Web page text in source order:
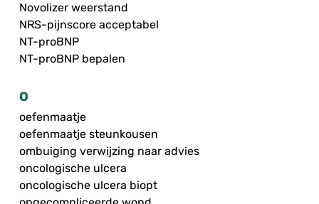
Novolizer weerstand
NRS-pijnscore acceptabel
NT-proBNP
NT-proBNP bepalen
O
oefenmaatje
oefenmaatje steunkousen
ombuiging verwijzing naar advies
oncologische ulcera
oncologische ulcera biopt